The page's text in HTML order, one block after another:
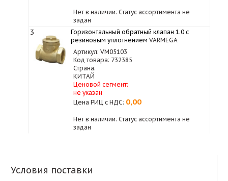
Условия поставки
Нет в наличии: Статус ассортимента не
задан
3
Горизонтальный обратный клапан 1.0 с
резиновым уплотнением VARMEGA
Артикул: VM05103
Код товара: 732385
Страна:
КИТАЙ
Ценовой сегмент:
не указан
Цена РИЦ с НДС: 0,00
Нет в наличии: Статус ассортимента не
задан